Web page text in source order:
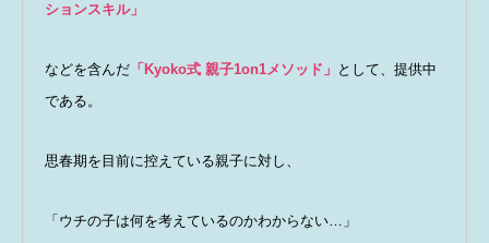
ションスキル」
などを含んだ 「Kyoko式 親子1on1メソッド」 として、提供中
である。
思春期を目前に控えている親子に対し、
「ウチの子は何を考えているのかわからない…」